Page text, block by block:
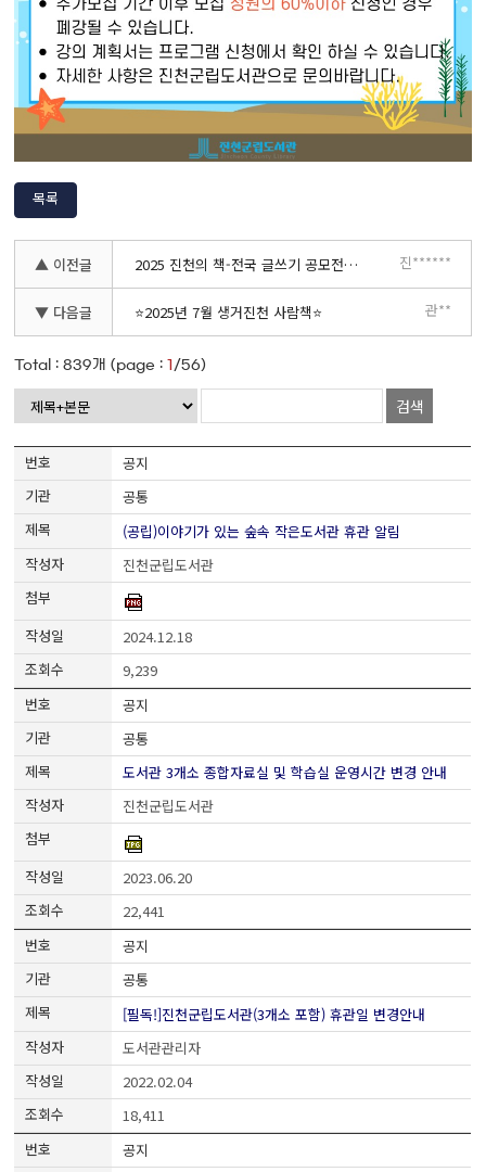
목록
▲ 이전글 2025 진천의 책-전국 글쓰기 공모전 개최 진******
▼ 다음글 ⭐2025년 7월 생거진천 사람책⭐ 관**
Total :839개 (page : /56)
검색
공지
공통
(공립)이야기가 있는 숲속 작은도서관 휴관 알림
진천군립도서관
2024.12.18
9,239
공지
공통
도서관 3개소 종합자료실 및 학습실 운영시간 변경 안내
진천군립도서관
2023.06.20
22,441
공지
공통
[필독!]진천군립도서관(3개소 포함) 휴관일 변경안내
도서관관리자
2022.02.04
18,411
공지